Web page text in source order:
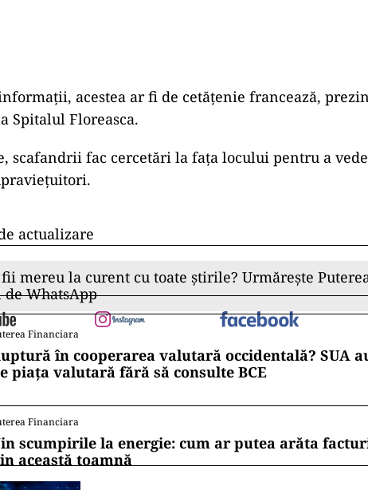
acestea ar fi de cetățenie francează,
Spitalul Floreasca.
scafandrii fac cercetări la fața locului pentru a
actualizare
mereu la curent cu toate știrile? Urmărește
WhatsApp
Financiara
în cooperarea valutară occidentală? SUA
piața valutară fără să consulte BCE
Financiara
scumpirile la energie: cum ar putea arăta
această toamnă